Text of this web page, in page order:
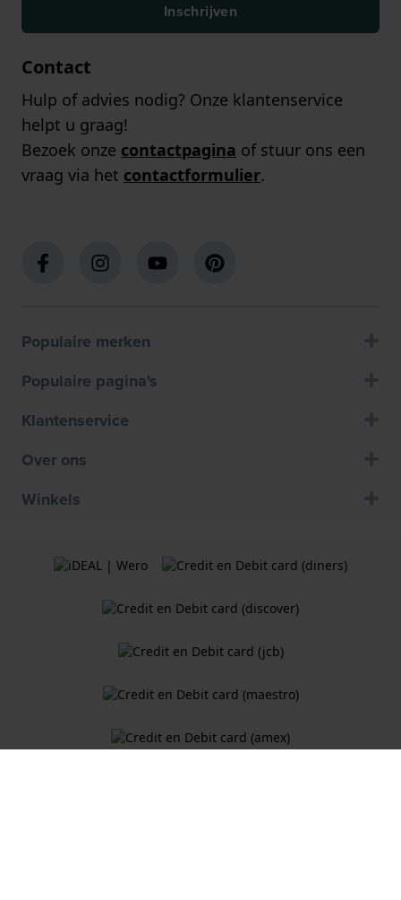
Inschrijven
Contact
Hulp of advies nodig? Onze klantenservice
helpt u graag!
Bezoek onze contactpagina of stuur ons een
vraag via het contactformulier.
Populaire merken
Populaire pagina's
Klantenservice
Over ons
Winkels